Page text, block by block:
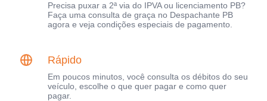
Precisa puxar a 2ª via do IPVA ou licenciamento PB?
Faça uma consulta de graça no Despachante PB
agora e veja condições especiais de pagamento.
Rápido
Em poucos minutos, você consulta os débitos do seu
veículo, escolhe o que quer pagar e como quer
pagar.